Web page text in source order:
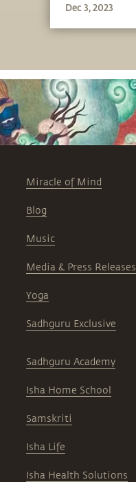
Dec 3, 2023
Miracle of Mind
Blog
Music
Media & Press Releases
Yoga
Sadhguru Exclusive
Sadhguru Academy
Isha Home School
Samskriti
Isha Life
Isha Health Solutions